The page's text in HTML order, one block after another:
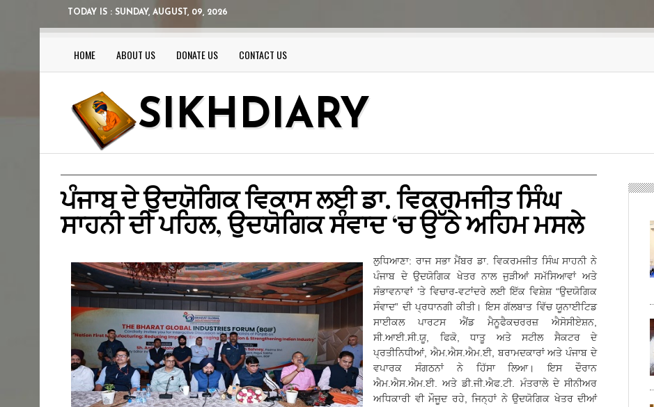
TODAY IS : SUNDAY, AUGUST, 09, 2026
HOME ABOUT US DONATE US CONTACT US
SIKHDIARY
ਪੰਜਾਬ ਦੇ ਉਦਯੋਗਿਕ ਵਿਕਾਸ ਲਈ ਡਾ. ਵਿਕਰਮਜੀਤ ਸਿੰਘ
ਸਾਹਨੀ ਦੀ ਪਹਿਲ, ਉਦਯੋਗਿਕ ਸੰਵਾਦ ‘ਚ ਉੱਠੇ ਅਹਿਮ ਮਸਲੇ
ਲੁਧਿਆਣਾ: ਰਾਜ ਸਭਾ ਮੈਂਬਰ ਡਾ. ਵਿਕਰਮਜੀਤ ਸਿੰਘ ਸਾਹਨੀ ਨੇ
ਪੰਜਾਬ ਦੇ ਉਦਯੋਗਿਕ ਖੇਤਰ ਨਾਲ ਜੁੜੀਆਂ ਸਮੱਸਿਆਵਾਂ ਅਤੇ
ਸੰਭਾਵਨਾਵਾਂ ‘ਤੇ ਵਿਚਾਰ-ਵਟਾਂਦਰੇ ਲਈ ਇੱਕ ਵਿਸ਼ੇਸ਼ “ਉਦਯੋਗਿਕ
ਸੰਵਾਦ” ਦੀ ਪ੍ਰਧਾਨਗੀ ਕੀਤੀ। ਇਸ ਗੱਲਬਾਤ ਵਿੱਚ ਯੂਨਾਈਟਿਡ
ਸਾਈਕਲ ਪਾਰਟਸ ਐਂਡ ਮੈਨੂਫੈਕਚਰਰਜ਼ ਐਸੋਸੀਏਸ਼ਨ,
ਸੀ.ਆਈ.ਸੀ.ਯੂ, ਫਿਕੋ, ਧਾਤੂ ਅਤੇ ਸਟੀਲ ਸੈਕਟਰ ਦੇ
ਪ੍ਰਤੀਨਿਧੀਆਂ, ਐਮ.ਐਸ.ਐਮ.ਈ, ਬਰਾਮਦਕਾਰਾਂ ਅਤੇ ਪੰਜਾਬ ਦੇ
ਵਪਾਰਕ ਸੰਗਠਨਾਂ ਨੇ ਹਿੱਸਾ ਲਿਆ। ਇਸ ਦੌਰਾਨ
ਐਮ.ਐਸ.ਐਮ.ਈ. ਅਤੇ ਡੀ.ਜੀ.ਐਫ.ਟੀ. ਮੰਤਰਾਲੇ ਦੇ ਸੀਨੀਅਰ
ਅਧਿਕਾਰੀ ਵੀ ਮੌਜੂਦ ਰਹੇ, ਜਿਨ੍ਹਾਂ ਨੇ ਉਦਯੋਗਿਕ ਖੇਤਰ ਦੀਆਂ